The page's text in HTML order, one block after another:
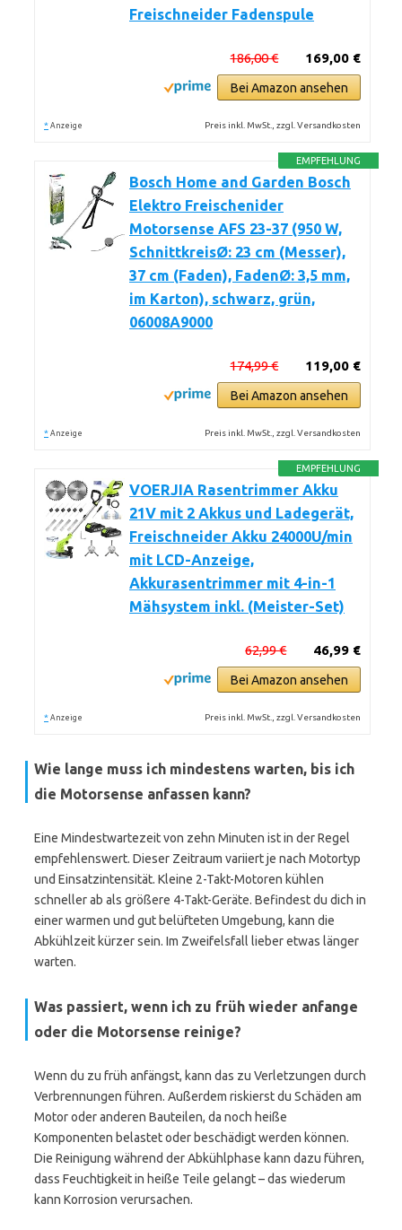
Freischneider Fadenspule
169,00 €
186,00 €
Bei Amazon ansehen
* Anzeige Preis inkl. MwSt., zzgl. Versandkosten
EMPFEHLUNG
Bosch Home and Garden Bosch
Elektro Freischenider
Motorsense AFS 23-37 (950 W,
SchnittkreisØ: 23 cm (Messer),
37 cm (Faden), FadenØ: 3,5 mm,
im Karton), schwarz, grün,
06008A9000
119,00 €
174,99 €
Bei Amazon ansehen
* Anzeige Preis inkl. MwSt., zzgl. Versandkosten
EMPFEHLUNG
VOERJIA Rasentrimmer Akku
21V mit 2 Akkus und Ladegerät,
Freischneider Akku 24000U/min
mit LCD-Anzeige,
Akkurasentrimmer mit 4-in-1
Mähsystem inkl. (Meister-Set)
46,99 €
62,99 €
Bei Amazon ansehen
* Anzeige Preis inkl. MwSt., zzgl. Versandkosten
Wie lange muss ich mindestens warten, bis ich
die Motorsense anfassen kann?
Eine Mindestwartezeit von zehn Minuten ist in der Regel
empfehlenswert. Dieser Zeitraum variiert je nach Motortyp
und Einsatzintensität. Kleine 2-Takt-Motoren kühlen
schneller ab als größere 4-Takt-Geräte. Befindest du dich in
einer warmen und gut belüfteten Umgebung, kann die
Abkühlzeit kürzer sein. Im Zweifelsfall lieber etwas länger
warten.
Was passiert, wenn ich zu früh wieder anfange
oder die Motorsense reinige?
Wenn du zu früh anfängst, kann das zu Verletzungen durch
Verbrennungen führen. Außerdem riskierst du Schäden am
Motor oder anderen Bauteilen, da noch heiße
Komponenten belastet oder beschädigt werden können.
Die Reinigung während der Abkühlphase kann dazu führen,
dass Feuchtigkeit in heiße Teile gelangt – das wiederum
kann Korrosion verursachen.